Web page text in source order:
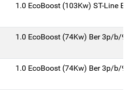
1.0 EcoBoost (103Kw) ST-Line
1.0 EcoBoost (74Kw) Ber 3p/b/
1.0 EcoBoost (74Kw) Ber 3p/b/